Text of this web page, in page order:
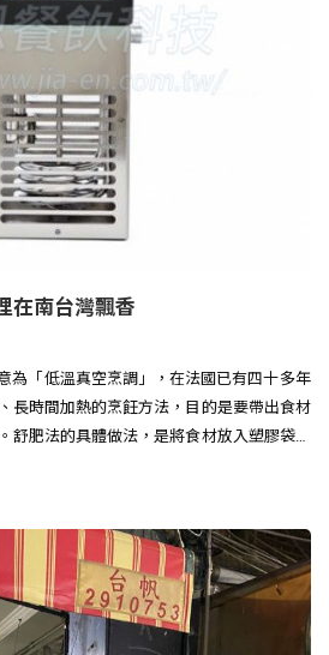
在南台灣飄香
為「低溫真空烹調」，在法國已有四十多年
長時間加熱的烹飪方法，目的是要帶出食材
舒肥法的具體做法，是將食材放入塑膠袋中